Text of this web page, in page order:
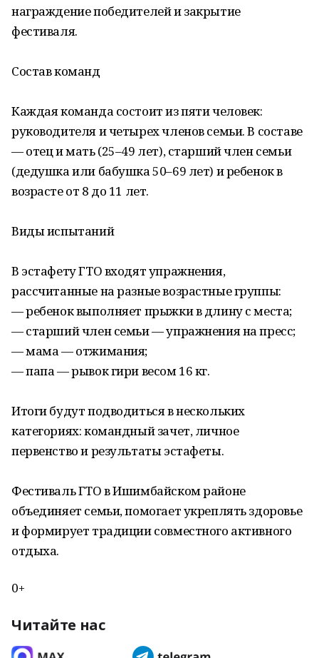
награждение победителей и закрытие
фестиваля.
Состав команд
Каждая команда состоит из пяти человек:
руководителя и четырех членов семьи. В составе
— отец и мать (25–49 лет), старший член семьи
(дедушка или бабушка 50–69 лет) и ребенок в
возрасте от 8 до 11 лет.
Виды испытаний
В эстафету ГТО входят упражнения,
рассчитанные на разные возрастные группы:
— ребенок выполняет прыжки в длину с места;
— старший член семьи — упражнения на пресс;
— мама — отжимания;
— папа — рывок гири весом 16 кг.
Итоги будут подводиться в нескольких
категориях: командный зачет, личное
первенство и результаты эстафеты.
Фестиваль ГТО в Ишимбайском районе
объединяет семьи, помогает укреплять здоровье
и формирует традиции совместного активного
отдыха.
0+
Читайте нас